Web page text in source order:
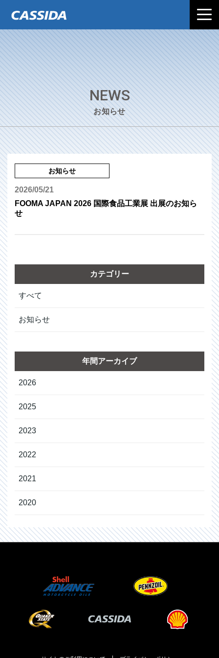
NEWS
お知らせ
お知らせ
2026/05/21
FOOMA JAPAN 2026 国際食品工業展 出展のお知ら
せ
カテゴリー
すべて
お知らせ
年間アーカイブ
2026
2025
2023
2022
2021
2020